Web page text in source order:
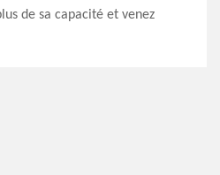
de sa capacité et venez